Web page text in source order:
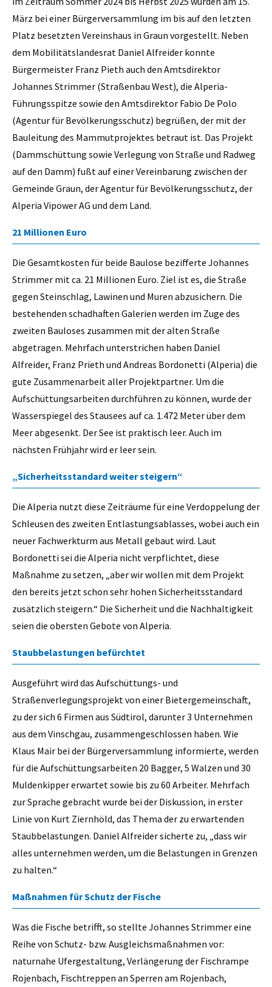
März bei einer Bürgerversammlung im bis auf den letzten
Platz besetzten Vereinshaus in Graun vorgestellt. Neben
dem Mobilitätslandesrat Daniel Alfreider konnte
Bürgermeister Franz Pieth auch den Amtsdirektor
Johannes Strimmer (Straßenbau West), die Alperia-
Führungsspitze sowie den Amtsdirektor Fabio De Polo
(Agentur für Bevölkerungsschutz) begrüßen, der mit der
Bauleitung des Mammutprojektes betraut ist. Das Projekt
(Dammschüttung sowie Verlegung von Straße und Radweg
auf den Damm) fußt auf einer Vereinbarung zwischen der
Gemeinde Graun, der Agentur für Bevölkerungsschutz, der
Alperia Vipower AG und dem Land.
21 Millionen Euro
Die Gesamtkosten für beide Baulose bezifferte Johannes
Strimmer mit ca. 21 Millionen Euro. Ziel ist es, die Straße
gegen Steinschlag, Lawinen und Muren abzusichern. Die
bestehenden schadhaften Galerien werden im Zuge des
zweiten Bauloses zusammen mit der alten Straße
abgetragen. Mehrfach unterstrichen haben Daniel
Alfreider, Franz Prieth und Andreas Bordonetti (Alperia) die
gute Zusammenarbeit aller Projektpartner. Um die
Aufschüttungsarbeiten durchführen zu können, wurde der
Wasserspiegel des Stausees auf ca. 1.472 Meter über dem
Meer abgesenkt. Der See ist praktisch leer. Auch im
nächsten Frühjahr wird er leer sein.
„Sicherheitsstandard weiter steigern“
Die Alperia nutzt diese Zeiträume für eine Verdoppelung der
Schleusen des zweiten Entlastungsablasses, wobei auch ein
neuer Fachwerkturm aus Metall gebaut wird. Laut
Bordonetti sei die Alperia nicht verpflichtet, diese
Maßnahme zu setzen, „aber wir wollen mit dem Projekt
den bereits jetzt schon sehr hohen Sicherheitsstandard
zusätzlich steigern.“ Die Sicherheit und die Nachhaltigkeit
seien die obersten Gebote von Alperia.
Staubbelastungen befürchtet
Ausgeführt wird das Aufschüttungs- und
Straßenverlegungsprojekt von einer Bietergemeinschaft,
zu der sich 6 Firmen aus Südtirol, darunter 3 Unternehmen
aus dem Vinschgau, zusammengeschlossen haben. Wie
Klaus Mair bei der Bürgerversammlung informierte, werden
für die Aufschüttungsarbeiten 20 Bagger, 5 Walzen und 30
Muldenkipper erwartet sowie bis zu 60 Arbeiter. Mehrfach
zur Sprache gebracht wurde bei der Diskussion, in erster
Linie von Kurt Ziernhöld, das Thema der zu erwartenden
Staubbelastungen. Daniel Alfreider sicherte zu, „dass wir
alles unternehmen werden, um die Belastungen in Grenzen
zu halten.“
Maßnahmen für Schutz der Fische
Was die Fische betrifft, so stellte Johannes Strimmer eine
Reihe von Schutz- bzw. Ausgleichsmaßnahmen vor:
naturnahe Ufergestaltung, Verlängerung der Fischrampe
Rojenbach, Fischtreppen an Sperren am Rojenbach,